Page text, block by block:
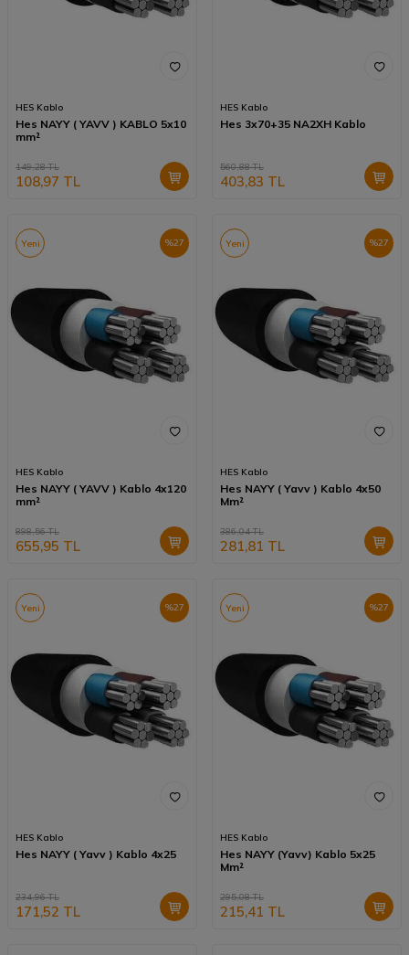
HES Kablo
Hes NAYY ( YAVV ) KABLO 5x10
mm²
149,28TL
108,97 TL
HES Kablo
Hes 3x70+35 NA2XH Kablo
560,88TL
403,83 TL
%27
Yeni
HES Kablo
Hes NAYY ( YAVV ) Kablo 4x120
mm²
898,56TL
655,95 TL
%27
Yeni
HES Kablo
Hes NAYY ( Yavv ) Kablo 4x50
Mm²
386,04TL
281,81 TL
%27
Yeni
HES Kablo
Hes NAYY ( Yavv ) Kablo 4x25
234,96TL
171,52 TL
%27
Yeni
HES Kablo
Hes NAYY (Yavv) Kablo 5x25
Mm²
295,08TL
215,41 TL